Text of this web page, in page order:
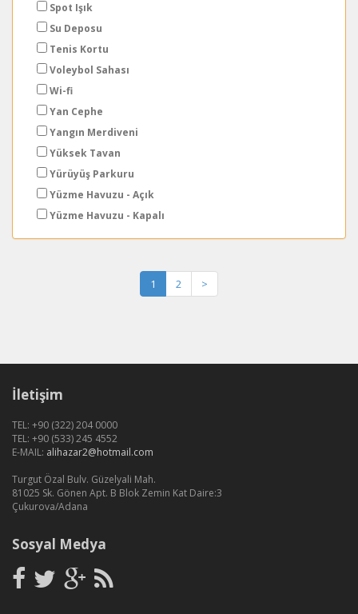
Spot Işık
Su Deposu
Tenis Kortu
Voleybol Sahası
Wi-fi
Yan Cephe
Yangın Merdiveni
Yüksek Tavan
Yürüyüş Parkuru
Yüzme Havuzu - Açık
Yüzme Havuzu - Kapalı
1 2 >
İletişim
TEL: +90 (322) 204 0000
TEL: +90 (533) 245 4552
E-MAIL: alihazar2@hotmail.com
Turgut Özal Bulv. Güzelyali Mah.
81025 Sk. Gönen Apt. B Blok Zemin Kat Daire:3
Çukurova/Adana
Sosyal Medya